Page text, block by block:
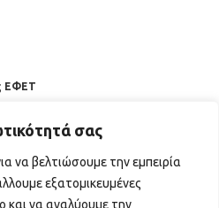
σας
να βελτιώσουμε την εμπειρία
εξατομικευμένες
και να αναλύουμε την
ΕΦΕΤ